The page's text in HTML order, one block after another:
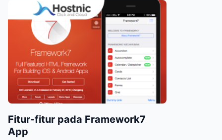
Fitur-fitur pada Framework7
App